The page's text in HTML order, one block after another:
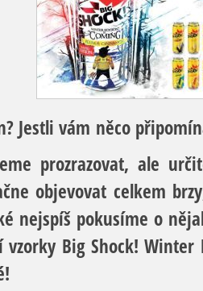
Jestli vám něco
prozrazovat, ale
objevovat celkem
nejspíš pokusíme o
Big Shock!